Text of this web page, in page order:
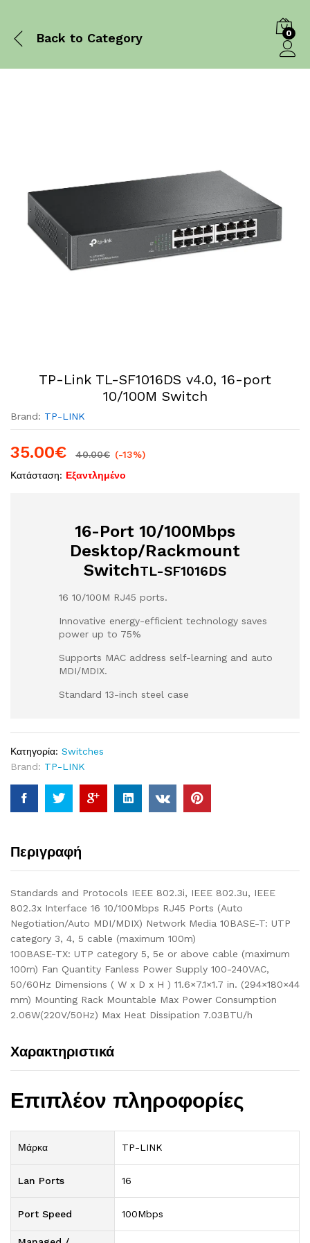
Back to Category 0
TP-Link TL-SF1016DS v4.0, ​16-port
10/100M Switch
Brand: TP-LINK
35.00€ 40.00€ (-13%)
Κατάσταση: Εξαντλημένο
16-Port 10/100Mbps
Desktop/Rackmount
SwitchTL-SF1016DS
16 10/100M RJ45 ports.
Innovative energy-efficient technology saves
power up to 75%
Supports MAC address self-learning and auto
MDI/MDIX.
Standard 13-inch steel case
Κατηγορία: Switches
Brand: TP-LINK
Περιγραφή
Standards and Protocols IEEE 802.3i, IEEE 802.3u, IEEE
802.3x Interface 16 10/100Mbps RJ45 Ports (Auto
Negotiation/Auto MDI/MDIX) Network Media 10BASE-T: UTP
category 3, 4, 5 cable (maximum 100m)
100BASE-TX: UTP category 5, 5e or above cable (maximum
100m) Fan Quantity Fanless Power Supply 100-240VAC,
50/60Hz Dimensions ( W x D x H ) 11.6×7.1×1.7 in. (294×180×44
mm) Mounting Rack Mountable Max Power Consumption
2.06W(220V/50Hz) Max Heat Dissipation 7.03BTU/h
Χαρακτηριστικά
Επιπλέον πληροφορίες
Μάρκα TP-LINK
Lan Ports 16
Port Speed 100Mbps